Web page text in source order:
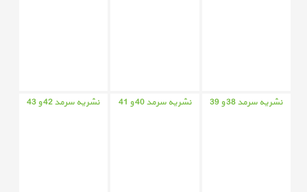
نشریه سرمد 38 و 39 نشریه سرمد 40 و 41 نشریه سرمد 42 و 43